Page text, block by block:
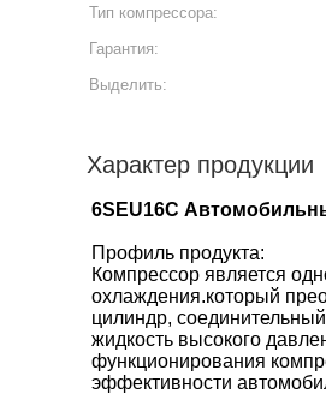
Тип компрессора:
Гарантия:
Выделить:
Характер продукции
6SEU16C
Профиль продукта:
Компрессор является
охлаждения.который
цилиндр,
жидкость высокого
функционирования
эффективности